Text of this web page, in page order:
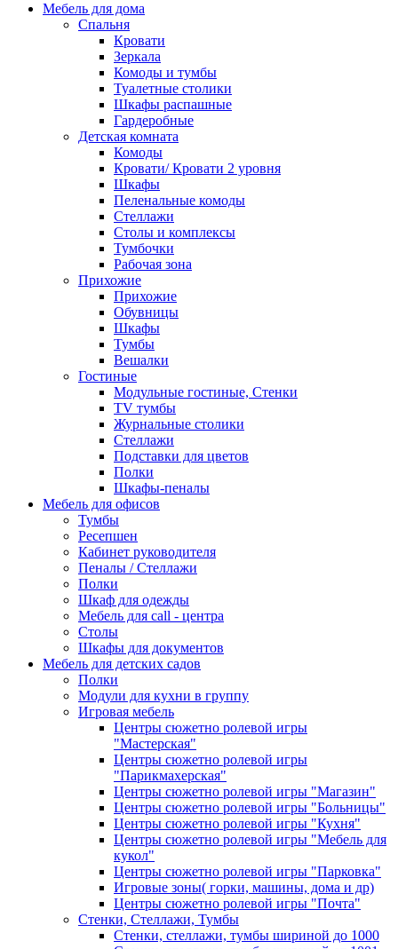
Мебель для дома
Спальня
Кровати
Зеркала
Комоды и тумбы
Туалетные столики
Шкафы распашные
Гардеробные
Детская комната
Комоды
Кровати/ Кровати 2 уровня
Шкафы
Пеленальные комоды
Стеллажи
Столы и комплексы
Тумбочки
Рабочая зона
Прихожие
Прихожие
Обувницы
Шкафы
Тумбы
Вешалки
Гостиные
Модульные гостиные, Стенки
TV тумбы
Журнальные столики
Стеллажи
Подставки для цветов
Полки
Шкафы-пеналы
Мебель для офисов
Тумбы
Ресепшен
Кабинет руководителя
Пеналы / Стеллажи
Полки
Шкаф для одежды
Мебель для call - центра
Столы
Шкафы для документов
Мебель для детских садов
Полки
Модули для кухни в группу
Игровая мебель
Центры сюжетно ролевой игры
"Мастерская"
Центры сюжетно ролевой игры
"Парикмахерская"
Центры сюжетно ролевой игры "Магазин"
Центры сюжетно ролевой игры "Больницы"
Центры сюжетно ролевой игры "Кухня"
Центры сюжетно ролевой игры "Мебель для
кукол"
Центры сюжетно ролевой игры "Парковка"
Игровые зоны( горки, машины, дома и др)
Центры сюжетно ролевой игры "Почта"
Стенки, Стеллажи, Тумбы
Стенки, стеллажи, тумбы шириной до 1000